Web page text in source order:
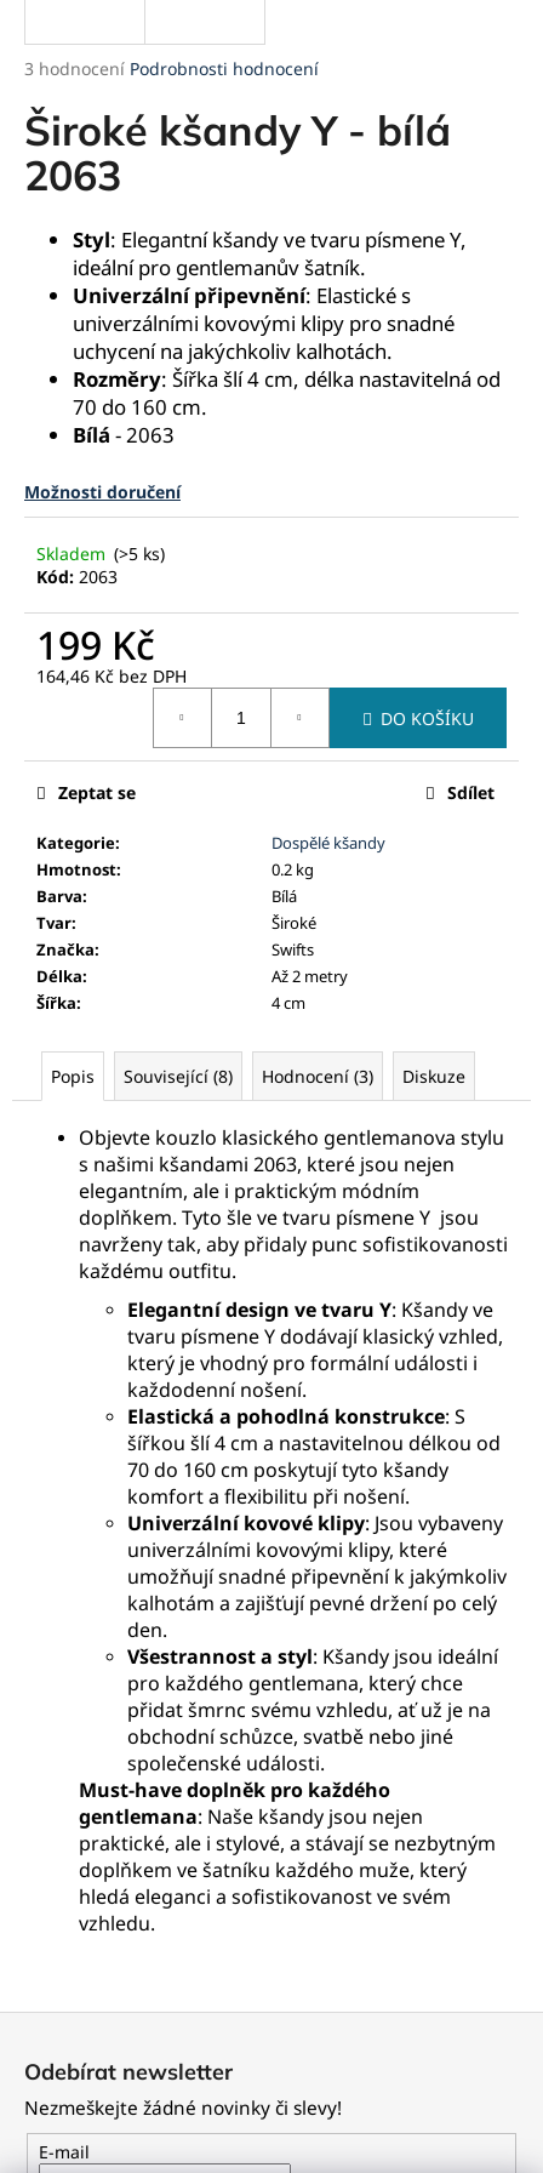
Průměrné
produktu
je
5,0
z
hvězdiček.
3 hodnocení Podrobnosti hodnocení
Široké kšandy Y - bílá
2063
Styl: Elegantní kšandy ve tvaru písmene Y,
ideální pro gentlemanův šatník.
Univerzální připevnění: Elastické s
univerzálními kovovými klipy pro snadné
uchycení na jakýchkoliv kalhotách.
Rozměry: Šířka šlí 4 cm, délka nastavitelná od
70 do 160 cm.
Bílá - 2063
Možnosti doručení
Skladem (>5 ks)
Kód: 2063
199 Kč
164,46 Kč bez DPH
DO KOŠÍKU
Kategorie:
Dospělé kšandy
Hmotnost:
0.2 kg
Barva:
Bílá
Tvar:
Široké
Značka:
Swifts
Délka:
Až 2 metry
Šířka: 4 cm
Zeptat se Sdílet
Popis Související (8) Hodnocení (3) Diskuze
Objevte kouzlo klasického gentlemanova stylu
s našimi kšandami 2063, které jsou nejen
elegantním, ale i praktickým módním
doplňkem. Tyto šle ve tvaru písmene Y jsou
navrženy tak, aby přidaly punc sofistikovanosti
každému outfitu.
Elegantní design ve tvaru Y: Kšandy ve
tvaru písmene Y dodávají klasický vzhled,
který je vhodný pro formální události i
každodenní nošení.
Elastická a pohodlná konstrukce: S
šířkou šlí 4 cm a nastavitelnou délkou od
70 do 160 cm poskytují tyto kšandy
komfort a flexibilitu při nošení.
Univerzální kovové klipy: Jsou vybaveny
univerzálními kovovými klipy, které
umožňují snadné připevnění k jakýmkoliv
kalhotám a zajišťují pevné držení po celý
den.
Všestrannost a styl: Kšandy jsou ideální
pro každého gentlemana, který chce
přidat šmrnc svému vzhledu, ať už je na
obchodní schůzce, svatbě nebo jiné
společenské události.
Must-have doplněk pro každého
gentlemana: Naše kšandy jsou nejen
praktické, ale i stylové, a stávají se nezbytným
doplňkem ve šatníku každého muže, který
hledá eleganci a sofistikovanost ve svém
vzhledu.
j
t
?
HLEDAT
r
u
u
Odebírat newsletter
Nezmeškejte žádné novinky či slevy!
E-mail